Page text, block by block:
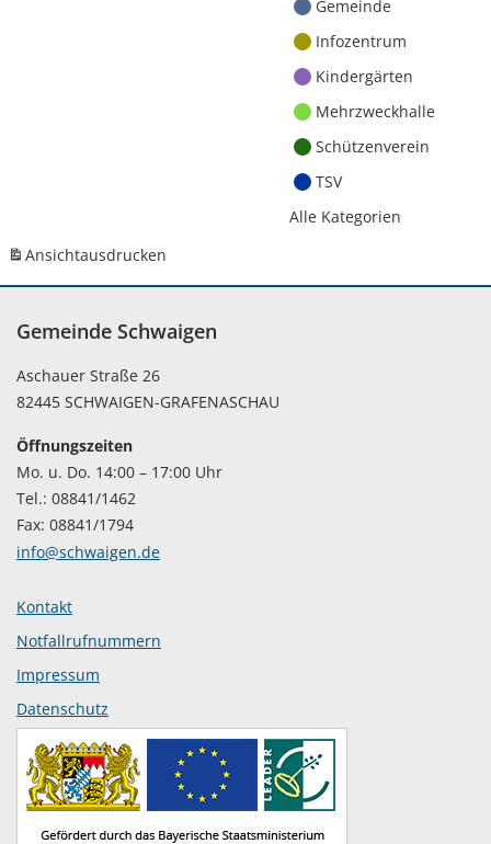
Gemeinde
Infozentrum
Kindergärten
Mehrzweckhalle
Schützenverein
TSV
Alle Kategorien
Ansichtausdrucken
Gemeinde Schwaigen
Aschauer Straße 26
82445 SCHWAIGEN-GRAFENASCHAU
Öffnungszeiten
Mo. u. Do. 14:00 – 17:00 Uhr
Tel.: 08841/1462
Fax: 08841/1794
info@schwaigen.de
Kontakt
Notfallrufnummern
Impressum
Datenschutz